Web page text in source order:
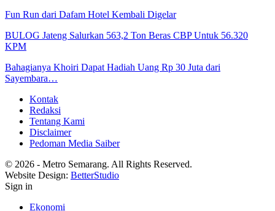
Fun Run dari Dafam Hotel Kembali Digelar
BULOG Jateng Salurkan 563,2 Ton Beras CBP Untuk 56.320
KPM
Bahagianya Khoiri Dapat Hadiah Uang Rp 30 Juta dari
Sayembara…
Kontak
Redaksi
Tentang Kami
Disclaimer
Pedoman Media Saiber
© 2026 - Metro Semarang. All Rights Reserved.
Website Design: BetterStudio
Sign in
Ekonomi